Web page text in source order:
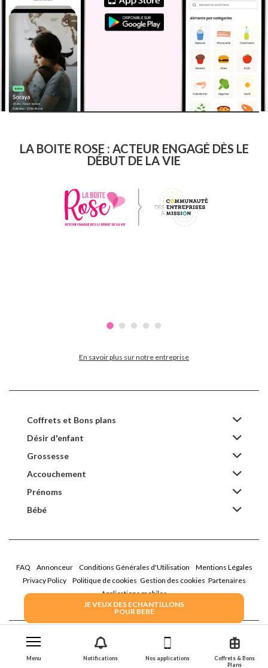
Coffrets & Bons
Plans
Nos applications
Notifications
Menu
JE VEUX DES ECHANTILLONS
POUR BEBE
LA BOITE ROSE : ACTEUR ENGAGÉ DÈS LE
DÉBUT DE LA VIE
En savoir plus sur notre entreprise
Coffrets et Bons plans
Désir d'enfant
Grossesse
Accouchement
Prénoms
Bébé
FAQ Annonceur Conditions Générales d'Utilisation
Mentions Légales
Privacy Policy
Politique de cookies Gestion des cookies Partenaires
Applications mobiles
2026 Family Service - La Boîte Rose